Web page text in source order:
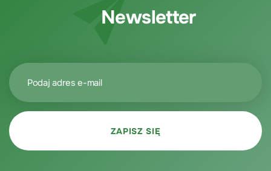
Newsletter